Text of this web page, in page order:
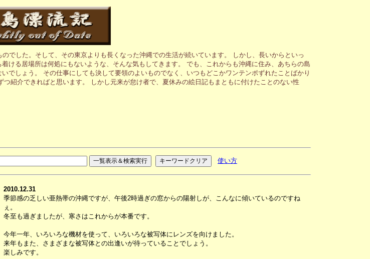
でした。そして、その東京よりも長くなった沖縄での生活が続いています。 しかし、長いからといっ
ける居場所は何処にもないような、そんな気もしてきます。 でも、これからも沖縄に住み、あちらの島
でしょう。 その仕事にしても決して要領のよいものでなく、いつもどこかワンテンポずれたことばかり
紹介できればと思います。 しかし元来が怠け者で、夏休みの絵日記もまともに付けたことのない性
使い方
2010.12.31
季節感の乏しい亜熱帯の沖縄ですが、午後2時過ぎの窓からの陽射しが、こんなに傾いているのですね
ぇ。
冬至も過ぎましたが、寒さはこれからが本番です。
今年一年、いろいろな機材を使って、いろいろな被写体にレンズを向けました。
来年もまた、さまざまな被写体との出逢いが待っていることでしょう。
楽しみです。